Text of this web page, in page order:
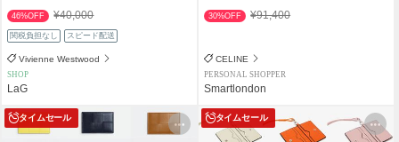
46%OFF ¥40,000
関税負担なし スピード配送
Vivienne Westwood
SHOP
LaG
30%OFF ¥91,400
CELINE
PERSONAL SHOPPER
Smartlondon
タイムセール タイムセール